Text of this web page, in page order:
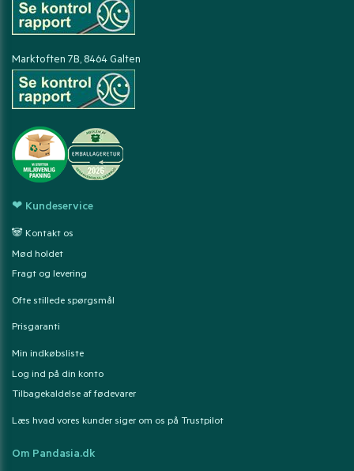
Marktoften 7B, 8464 Galten
❤ Kundeservice
🐼 Kontakt os
Mød holdet
Fragt og levering
Ofte stillede spørgsmål
Prisgaranti
Min indkøbsliste
Log ind på din konto
Tilbagekaldelse af fødevarer
Læs hvad vores kunder siger om os på Trustpilot
Om Pandasia.dk